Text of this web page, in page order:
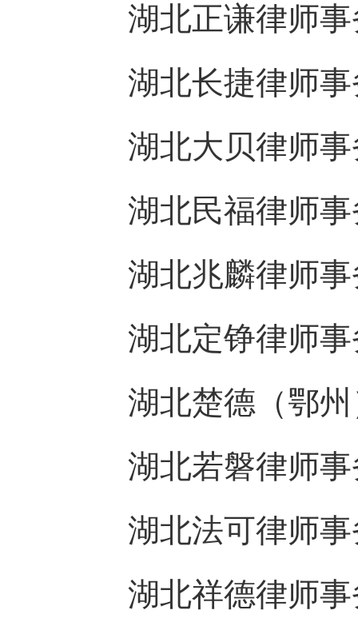
湖北正谦律师
湖北长捷律师
湖北大贝律师
湖北民福律师
湖北兆麟律师
湖北定铮律师
湖北楚德（鄂
湖北若磐律师
湖北法可律师
湖北祥德律师